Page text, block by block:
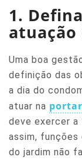
1.
atuação
Uma boa
definição das
a dia do
atuar na
deve exercer
assim, funções
do jardim não